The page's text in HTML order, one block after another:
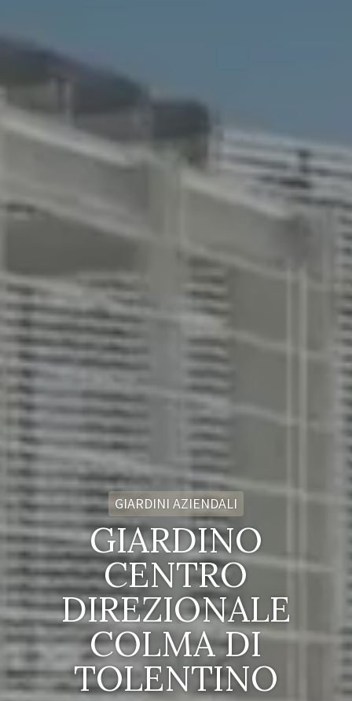
GIARDINI AZIENDALI
GIARDINO
CENTRO
DIREZIONALE
COLMA DI
TOLENTINO